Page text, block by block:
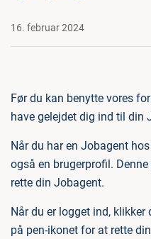
16. februar 2024
Før du kan benytte vores
have gelejdet dig ind til din
Når du har en Jobagent
også en brugerprofil.
rette din Jobagent.
Når du er logget ind, klikker
på pen-ikonet for at rette